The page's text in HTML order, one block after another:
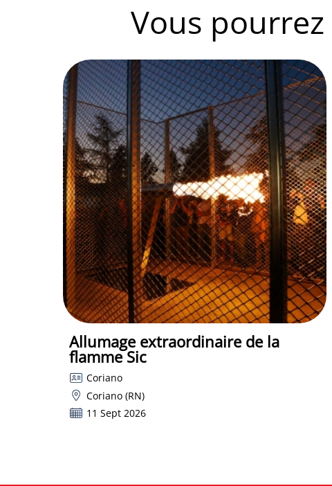
Vous
Allumage extraordinaire de la
flamme Sic
Coriano
Coriano (RN)
11 Sept 2026